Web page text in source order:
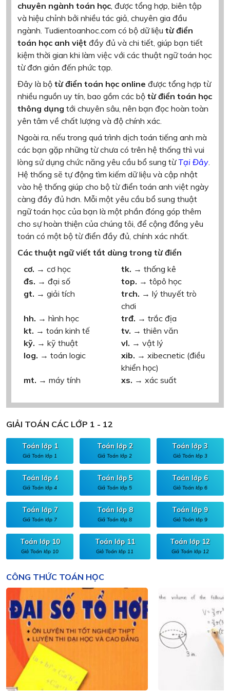
chuyên ngành toán học, được tổng hợp, biên tập
và hiệu chỉnh bởi nhiều tác giả, chuyên gia đầu
ngành. Tudientoanhoc.com có bộ dữ liệu từ điển
toán học anh việt đầy đủ và chi tiết, giúp bạn tiết
kiệm thời gian khi làm việc với các thuật ngữ toán học
từ đơn giản đến phức tạp.
Đây là bộ từ điển toán học online được tổng hợp từ
nhiều nguồn uy tín, bao gồm các bộ từ điển toán học
thông dụng tới chuyên sâu, nên bạn đọc hoàn toàn
yên tâm về chất lượng và độ chính xác.
Ngoài ra, nếu trong quá trình dịch toán tiếng anh mà
các bạn gặp những từ chưa có trên hệ thống thì vui
lòng sử dụng chức năng yêu cầu bổ sung từTại Đây.
Hệ thống sẽ tự động tìm kiếm dữ liệu và cập nhật
vào hệ thống giúp cho bộ từ điển toán anh việt ngày
càng đầy đủ hơn. Mỗi một yêu cầu bổ sung thuật
ngữ toán học của bạn là một phần đóng góp thêm
cho sự hoàn thiện của chúng tôi, để cộng đồng yêu
toán có một bộ từ điển đầy đủ, chính xác nhất.
Các thuật ngữ viết tắt dùng trong từ điển
cơ. → cơ học tk. → thống kê
đs. → đại số top. → tôpô học
gt. → giải tích trch. → lý thuyết trò
chơi
hh. → hình học trđ. → trắc địa
kt. → toán kinh tế tv. → thiên văn
kỹ. → kỹ thuật vl. → vật lý
log. → toán logic xib. → xibecnetic (điều
khiển học)
mt. → máy tính xs. → xác suất
GIẢI TOÁN CÁC LỚP 1 - 12
Toán lớp 1
Giả Toán lớp 1
Toán lớp 2
Giả Toán lớp 2
Toán lớp 3
Giả Toán lớp 3
Toán lớp 4
Giả Toán lớp 4
Toán lớp 5
Giả Toán lớp 5
Toán lớp 6
Giả Toán lớp 6
Toán lớp 7
Giả Toán lớp 7
Toán lớp 8
Giả Toán lớp 8
Toán lớp 9
Giả Toán lớp 9
Toán lớp 10
Giả Toán lớp 10
Toán lớp 11
Giả Toán lớp 11
Toán lớp 12
Giả Toán lớp 12
CÔNG THỨC TOÁN HỌC